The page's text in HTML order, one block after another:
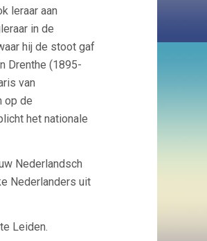
leraar aan
in de
hij de stoot gaf
Drenthe (1895-
van
op de
het nationale
Nederlandsch
Nederlanders uit
Leiden.